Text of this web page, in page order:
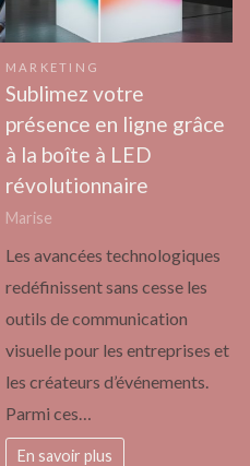
MARKETING
Sublimez votre
présence en ligne grâce
à la boîte à LED
révolutionnaire
Marise
Les avancées technologiques
redéfinissent sans cesse les
outils de communication
visuelle pour les entreprises et
les créateurs d’événements.
Parmi ces…
En savoir plus